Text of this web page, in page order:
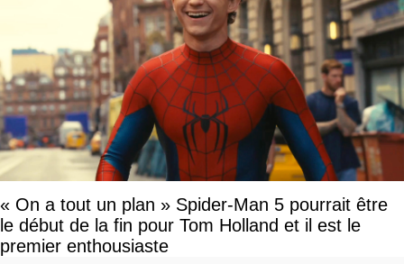
« On a tout un plan » Spider-Man 5 pourrait être
le début de la fin pour Tom Holland et il est le
premier enthousiaste